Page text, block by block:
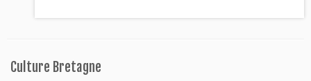
Culture Bretagne